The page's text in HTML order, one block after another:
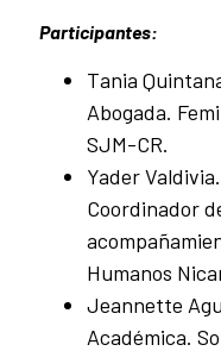
Participantes:
Tania
Abogada.
SJM-CR.
Yader
Coordinador
Humanos
Jeannette
Académica.